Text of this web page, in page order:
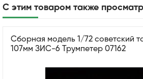
С этим товаром также
Сборная модель 1/72 советский
107мм ЗИС-6 Трумпетер 07162